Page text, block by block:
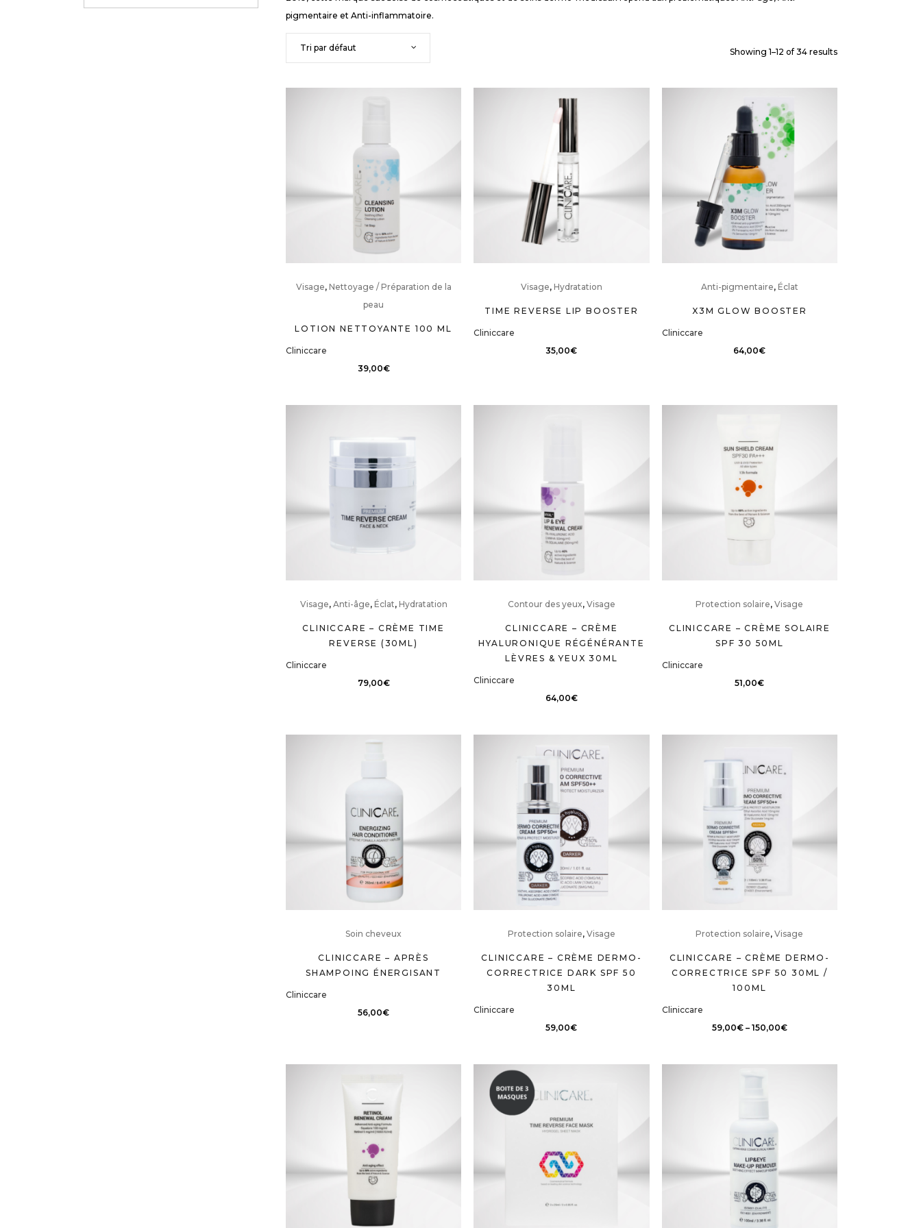
pigmentaire et Anti-inflammatoire.
Showing 1–12 of 34 results
Tri par défaut
Visage, Nettoyage / Préparation de la
peau
LOTION NETTOYANTE 100 ML
Cliniccare
39,00€
Visage, Hydratation
TIME REVERSE LIP BOOSTER
Cliniccare
35,00€
Anti-pigmentaire, Éclat
X3M GLOW BOOSTER
Cliniccare
64,00€
Visage, Anti-âge, Éclat, Hydratation
CLINICCARE – CRÈME TIME
REVERSE (30ML)
Cliniccare
79,00€
Contour des yeux, Visage
CLINICCARE – CRÈME
HYALURONIQUE RÉGÉNÉRANTE
LÈVRES & YEUX 30ML
Cliniccare
64,00€
Protection solaire,Visage
CLINICCARE – CRÈME SOLAIRE
SPF 30 50ML
Cliniccare
51,00€
Soin cheveux
CLINICCARE – APRÈS
SHAMPOING ÉNERGISANT
Cliniccare
56,00€
Protection solaire, Visage
CLINICCARE – CRÈME DERMO-
CORRECTRICE DARK SPF 50
30ML
Cliniccare
59,00€
Protection solaire,Visage
CLINICCARE – CRÈME DERMO-
CORRECTRICE SPF 50 30ML /
100ML
Cliniccare
59,00€– 150,00€